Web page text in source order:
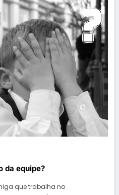
da equipe?
que trabalha no